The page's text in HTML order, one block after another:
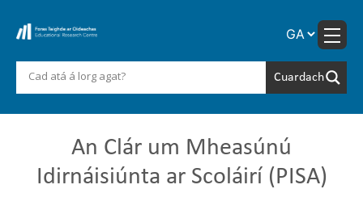
An Clár um Mheasúnú
Idirnáisiúnta ar Scoláirí (PISA)